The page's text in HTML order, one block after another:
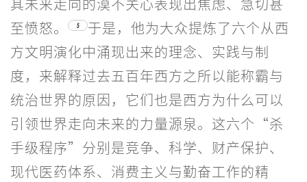
至愤怒。
5
于是，他为大众提炼了六个从西
方文明演化中涌现出来的理念、实践与制
度，来解释过去五百年西方之所以能称霸与
统治世界的原因，它们也是西方为什么可以
引领世界走向未来的力量源泉。这六个“杀
手级程序”分别是竞争、科学、财产保护、
现代医药体系、消费主义与勤奋工作的精